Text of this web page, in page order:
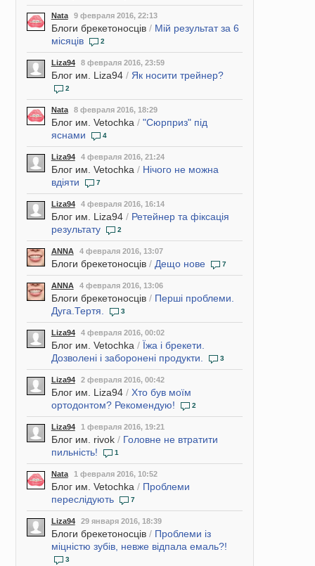
Nata 9 февраля 2016, 22:13
Блоги брекетоносців/ Мій результат за 6
місяців
2
Liza94 8 февраля 2016, 23:59
Блог им. Liza94/ Як носити трейнер?
2
Nata 8 февраля 2016, 18:29
Блог им. Vetochka / "Сюрприз" під
яснами
4
Liza94 4 февраля 2016, 21:24
Блог им. Vetochka / Нічого не можна
вдіяти
7
Liza94 4 февраля 2016, 16:14
Блог им. Liza94/ Ретейнер та фіксація
результату
2
ANNA 4 февраля 2016, 13:07
Блоги брекетоносців/ Дещо нове 7
ANNA 4 февраля 2016, 13:06
Блоги брекетоносців/ Перші проблеми.
Дуга.Тертя.
3
Liza94 4 февраля 2016, 00:02
Блог им. Vetochka / Їжа і брекети.
Дозволені і заборонені продукти.
3
Liza94 2 февраля 2016, 00:42
Блог им. Liza94/ Хто був моїм
ортодонтом? Рекомендую!
2
Liza94 1 февраля 2016, 19:21
Блог им. rivok/ Головне не втратити
пильність!
1
Nata 1 февраля 2016, 10:52
Блог им. Vetochka / Проблеми
переслідують
7
Liza94 29 января 2016, 18:39
Блоги брекетоносців/ Проблеми із
міцністю зубів, невже відпала емаль?!
3